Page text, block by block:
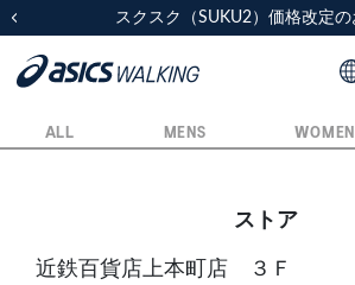
スクスク（SUKU2）価格改定
配送に関するお知らせ
スクスク（SUKU2）価格改定
配送に関するお知らせ
ALL MENS
ストア
近鉄百貨店上本町店 ３Ｆ